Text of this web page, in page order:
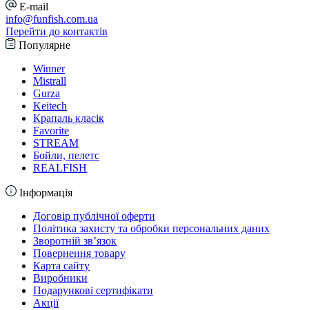
E-mail
info@funfish.com.ua
Перейти до контактів
Популярне
Winner
Mistrall
Gurza
Keitech
Крапаль класік
Favorite
STREAM
Бойли, пелетс
REALFISH
Інформація
Договір публічної оферти
Політика захисту та обробки персональних даних
Зворотній зв’язок
Повернення товару
Карта сайту
Виробники
Подарункові сертифікати
Акції